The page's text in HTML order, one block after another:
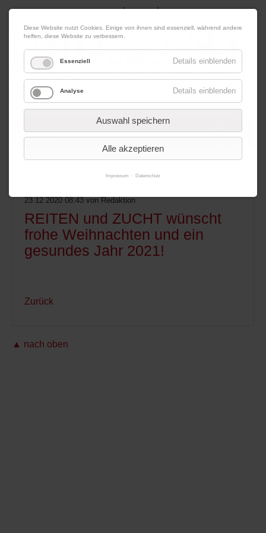
08. August 2026 Impressum|Kontakt|Datenschutz
Werbung
23.12.2020 08:43 von Redaktion
REITEN und ZUCHT wünscht
frohe Weihnachten und ein
gesundes Jahr 2021!
Zurück
▲ nach oben
Diese Website nutzt Cookies. Einige von ihnen sind essenziell, während andere
helfen, diese Website zu verbessern.
Essenziell Details einblenden
Analyse Details einblenden
Auswahl speichern
Alle akzeptieren
Impressum Datenschutz